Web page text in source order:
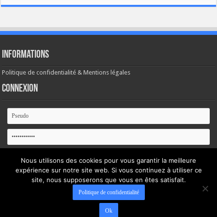
Informations
Politique de confidentialité & Mentions légales
Connexion
Se souvenir de moi
Mot de passe oublié ?
Nous utilisons des cookies pour vous garantir la meilleure
expérience sur notre site web. Si vous continuez à utiliser ce
site, nous supposerons que vous en êtes satisfait.
Politique de confidentialité
Ok